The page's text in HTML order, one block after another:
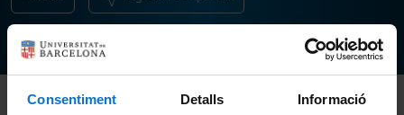
Consentiment Detalls Informació